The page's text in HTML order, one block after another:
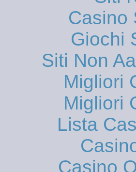
Casino
Giochi
Siti Non
Migliori
Migliori
Lista
Casino